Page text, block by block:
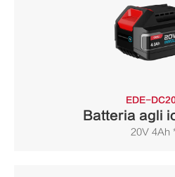
EDE-
Batteria agli
20V 4Ah